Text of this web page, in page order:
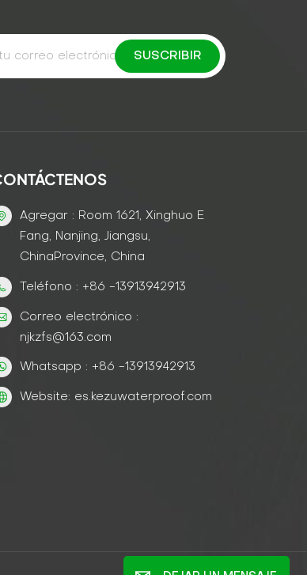
Agregar : Room 1621, Xinghuo E
Fang, Nanjing, Jiangsu,
ChinaProvince, China
Teléfono : +86 -13913942913
Correo electrónico :
njkzfs@163.com
Whatsapp : +86 -13913942913
Website: es.kezuwaterproof.com